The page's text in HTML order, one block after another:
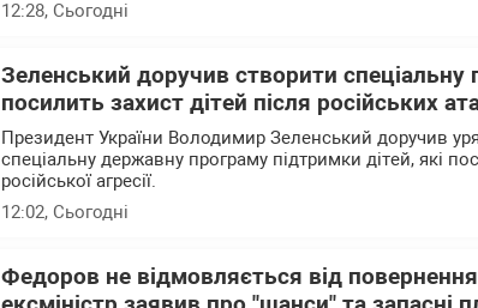
12:28, Сьогодні
Зеленський доручив створити спеціальну
посилить захист дітей після російських
Президент України Володимир Зеленський доручив
спеціальну державну програму підтримки дітей, які
російської агресії.
12:02, Сьогодні
Федоров не відмовляється від